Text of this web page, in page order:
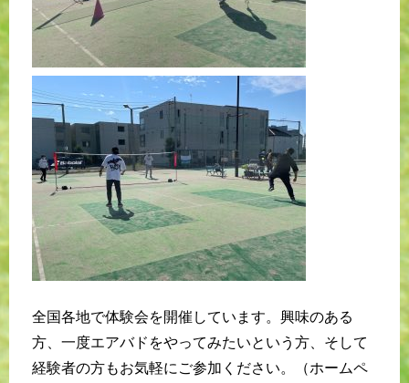
全国各地で体験会を開催しています。興味のある
方、一度エアバドをやってみたいという方、そして
経験者の方もお気軽にご参加ください。（ホームペ